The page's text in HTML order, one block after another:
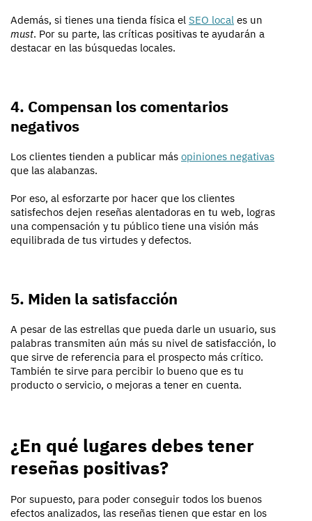
Además, si tienes una tienda física el SEO local es un
must. Por su parte, las críticas positivas te ayudarán a
destacar en las búsquedas locales.
4. Compensan los comentarios
negativos
Los clientes tienden a publicar más opiniones negativas
que las alabanzas.
Por eso, al esforzarte por hacer que los clientes
satisfechos dejen reseñas alentadoras en tu web, logras
una compensación y tu público tiene una visión más
equilibrada de tus virtudes y defectos.
5. Miden la satisfacción
A pesar de las estrellas que pueda darle un usuario, sus
palabras transmiten aún más su nivel de satisfacción, lo
que sirve de referencia para el prospecto más crítico.
También te sirve para percibir lo bueno que es tu
producto o servicio, o mejoras a tener en cuenta.
¿En qué lugares debes tener
reseñas positivas?
Por supuesto, para poder conseguir todos los buenos
efectos analizados, las reseñas tienen que estar en los